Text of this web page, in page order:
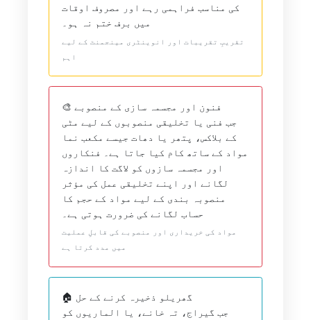
کی مناسب فراہمی رہے اور مصروف اوقات
میں برف ختم نہ ہو۔
تقریبِ تقریبات اور انوینٹری مینجمنٹ کے لیے
اہم
🎨 فنون اور مجسمہ سازی کے منصوبے
جب فنی یا تخلیقی منصوبوں کے لیے مٹی
کے بلاکس، پتھر یا دھات جیسے مکعب نما
مواد کے ساتھ کام کیا جاتا ہے۔ فنکاروں
اور مجسمہ سازوں کو لاگت کا اندازہ
لگانے اور اپنے تخلیقی عمل کی مؤثر
منصوبہ بندی کے لیے مواد کے حجم کا
حساب لگانے کی ضرورت ہوتی ہے۔
مواد کی خریداری اور منصوبے کی قابلِ عملیت
میں مدد کرتا ہے
🏠 گھریلو ذخیرہ کرنے کے حل
جب گیراج، تہ خانے، یا الماریوں کو